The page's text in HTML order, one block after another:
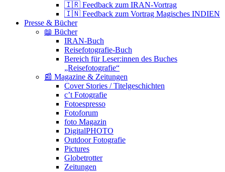
🇮🇷 Feedback zum IRAN-Vortrag
🇮🇳 Feedback zum Vortrag Magisches INDIEN
Presse & Bücher
📖 Bücher
IRAN-Buch
Reisefotografie-Buch
Bereich für Leser:innen des Buches
„Reisefotografie“
📰 Magazine & Zeitungen
Cover Stories / Titelgeschichten
c’t Fotografie
Fotoespresso
Fotoforum
foto Magazin
DigitalPHOTO
Outdoor Fotografie
Pictures
Globetrotter
Zeitungen